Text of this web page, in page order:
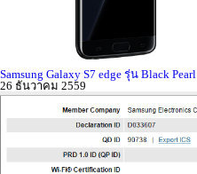
Samsung Galaxy S7 edge รุ่น Black
26 ธันวาคม 2559